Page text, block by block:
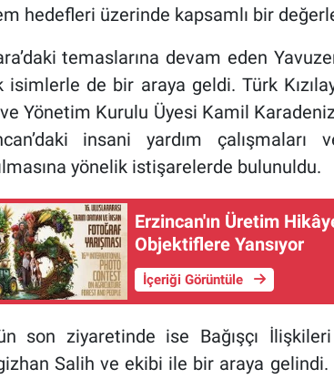
hedefleri üzerinde kapsamlı bir
temaslarına devam eden
isimlerle de bir araya geldi. Türk
Yönetim Kurulu Üyesi Kamil
insani yardım
yönelik istişarelerde bulunuldu.
Erzincan'ın Üretim
Objektiflere Yansıyor
İçeriği Görüntüle
son ziyaretinde ise Bağışçı
Salih ve ekibi ile bir araya gelindi.